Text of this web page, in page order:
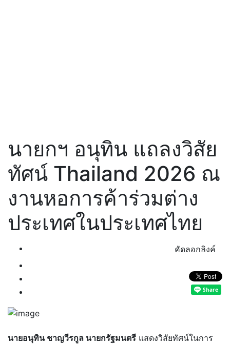
นายกฯ อนุทิน แถลงวิสัย
ทัศน์ Thailand 2026 ณ
งานหอการค้าร่วมต่าง
ประเทศในประเทศไทย
คัดลอกลิงค์
นายอนุทิน ชาญวีรกูล นายกรัฐมนตรี แสดงวิสัยทัศน์ในการ